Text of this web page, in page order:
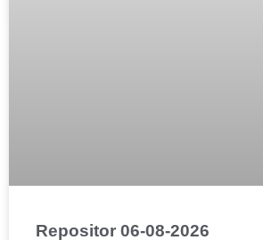
Repositor 06-08-2026